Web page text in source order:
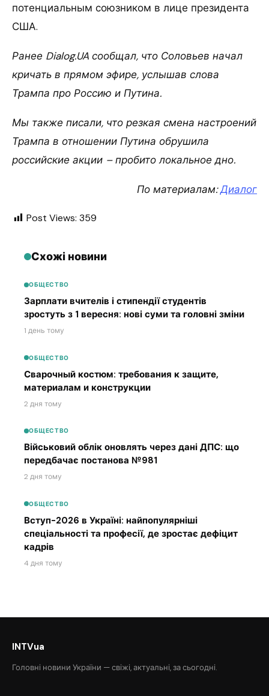
потенциальным союзником в лице президента
США.
Ранее Dialog.UA сообщал, что Соловьев начал
кричать в прямом эфире, услышав слова
Трампа про Россию и Путина.
Мы также писали, что резкая смена настроений
Трампа в отношении Путина обрушила
российские акции – пробито локальное дно.
По материалам:Диалог
Post Views: 359
Схожі новини
ОБЩЕСТВО
Зарплати вчителів і стипендії студентів
зростуть з 1 вересня: нові суми та головні зміни
1 день тому
ОБЩЕСТВО
Сварочный костюм: требования к защите,
материалам и конструкции
2 дня тому
ОБЩЕСТВО
Військовий облік оновлять через дані ДПС: що
передбачає постанова №981
2 дня тому
ОБЩЕСТВО
Вступ-2026 в Україні: найпопулярніші
спеціальності та професії, де зростає дефіцит
кадрів
4 дня тому
INTVua
Головні новини України — свіжі, актуальні, за сьогодні.